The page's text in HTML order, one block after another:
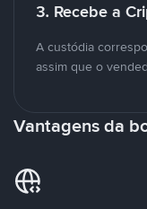
3. Recebe a
A custódia
assim que o
Vantagens da